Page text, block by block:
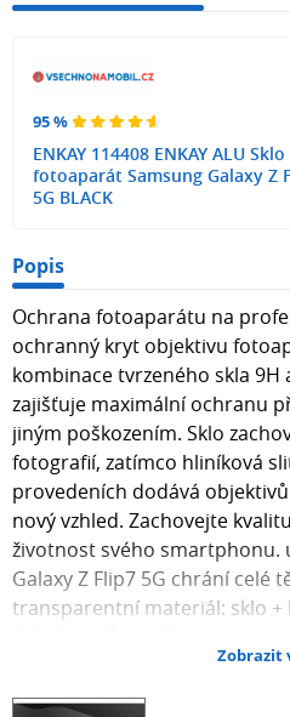
95 %
ENKAY 114408 ENKAY ALU
fotoaparát Samsung Galaxy Z
5G BLACK
Popis
Ochrana fotoaparátu na
ochranný kryt objektivu
kombinace tvrzeného skla 9H
zajišťuje maximální ochranu
jiným poškozením. Sklo
fotografií, zatímco hliníková
provedeních dodává
nový vzhled. Zachovejte
životnost svého smartphonu.
Galaxy Z Flip7 5G chrání celé
transparentní materiál: sklo +
doporučujeme zkontrolovat
skla k smartphonu. 1.
Zobrazit